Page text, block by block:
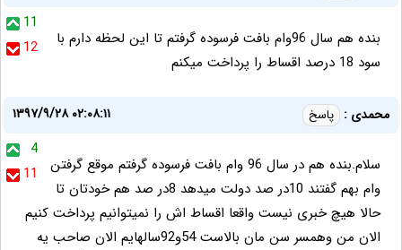
11
12
بنده هم سال 96وام بافت فرسوده گرفتم تا این لحظه دارم با
سود 18 درصد اقساط را پرداخت میکنم
محمدی : پاسخ
۱۳۹۷/۹/۲۸ ۰۲:۰۸:۱۱
4
11
سلام.بنده هم در سال 96 وام بافت فرسوده گرفتم موقع گرفتن
وام بهم گفتند 10در صد دولت میدهد 8در صد هم خودتان تا
حالا هیچ خبری نیست واقعا اقساط اش را نمیتوانیم پرداخت کنیم
الان من وهمسر سن مان بالاست 54و92سالهایم الان صاحب یه